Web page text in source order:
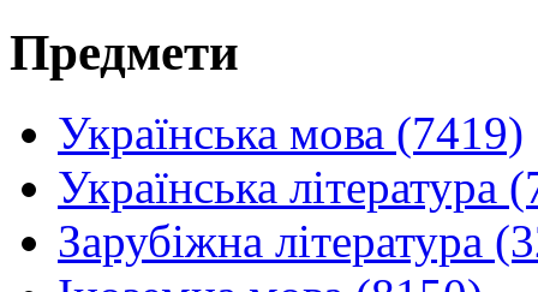
Предмети
Українська мова (7419)
Українська література
Зарубіжна література